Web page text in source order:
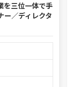
三位一体で手
ー／ディレクタ